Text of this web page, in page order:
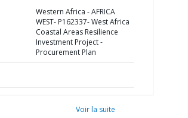
Western Africa - AFRICA
WEST- P162337- West Africa
Coastal Areas Resilience
Investment Project -
Procurement Plan
Voir la suite